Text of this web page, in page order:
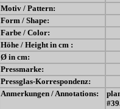
Motiv / Pattern:
Form / Shape:
Farbe / Color:
Höhe / Height in cm :
Ø in cm:
Pressmarke:
Pressglas-Korrespondenz:
Anmerkungen / Annotations: